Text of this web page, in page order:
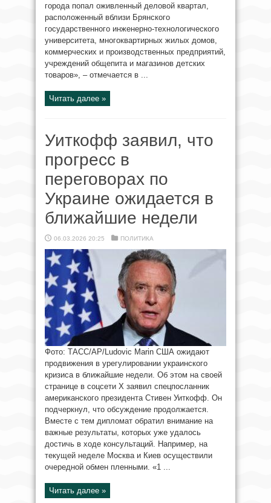
города попал оживленный деловой квартал,
расположенный вблизи Брянского
государственного инженерно-технологического
университета, многоквартирных жилых домов,
коммерческих и производственных предприятий,
учреждений общепита и магазинов детских
товаров», – отмечается в ...
Читать далее »
Уиткофф заявил, что
прогресс в
переговорах по
Украине ожидается в
ближайшие недели
06.03.2026 20:25 ПОЛИТИКА
Фото: ТАСС/AP/Ludovic Marin США ожидают
продвижения в урегулировании украинского
кризиса в ближайшие недели. Об этом на своей
странице в соцсети X заявил спецпосланник
американского президента Стивен Уиткофф. Он
подчеркнул, что обсуждение продолжается.
Вместе с тем дипломат обратил внимание на
важные результаты, которых уже удалось
достичь в ходе консультаций. Например, на
текущей неделе Москва и Киев осуществили
очередной обмен пленными. «1 ...
Читать далее »